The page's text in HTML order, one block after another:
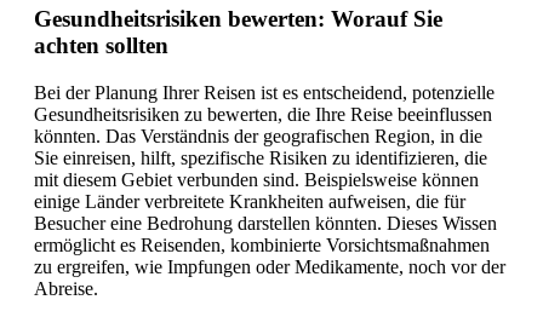
Gesundheitsrisiken bewerten: Worauf Sie
achten sollten
Bei der Planung Ihrer Reisen ist es entscheidend, potenzielle
Gesundheitsrisiken zu bewerten, die Ihre Reise beeinflussen
könnten. Das Verständnis der geografischen Region, in die
Sie einreisen, hilft, spezifische Risiken zu identifizieren, die
mit diesem Gebiet verbunden sind. Beispielsweise können
einige Länder verbreitete Krankheiten aufweisen, die für
Besucher eine Bedrohung darstellen könnten. Dieses Wissen
ermöglicht es Reisenden, kombinierte Vorsichtsmaßnahmen
zu ergreifen, wie Impfungen oder Medikamente, noch vor der
Abreise.